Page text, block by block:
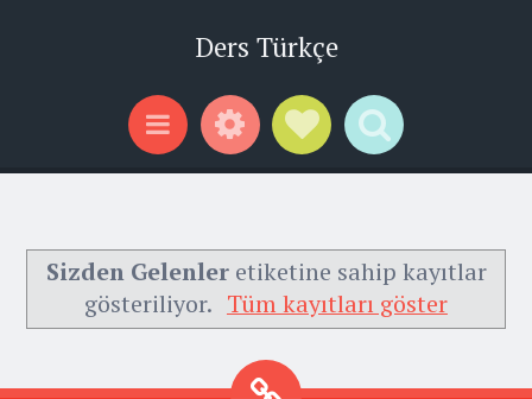
Ders Türkçe
Menu WidgetsSocial Links
Search
Sizden Gelenleretiketine sahip kayıtlar
gösteriliyor. Tüm kayıtları göster